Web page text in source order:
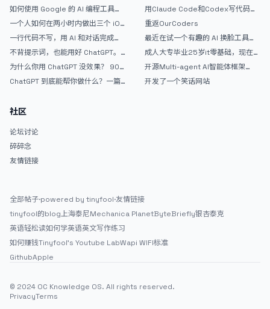
如何使用 Google 的 AI 编程工具
AntiGravity：独立开发者的新时代
武器
一个人如何在两小时内做出三个 iOS
APP？｜AntiGravity + Gemini 3 实
战完整记录
一行代码不写，用 AI 和对话完成一
个完整网站：《图书天堂》实战记录
不背提示词，也能用好 ChatGPT。
一个万能提问模板
为什么你用 ChatGPT 没效果？ 90%
的人第一步就问错了
ChatGPT 到底能帮你做什么？一篇
用Claude Code和Codex写代码真
的爽，但是App怎么挣钱还是很难啊
重返OurCoders
最近在试一个有趣的 AI 换脸工具，
效果挺不错
成人大专毕业25岁it零基础，现在想
考软件设计师，有什么好的建议吗，
谢谢！
开源Multi-agent AI智能体框架
aevatar.ai，欢迎大家贡献代码
开发了一个笑话网站
社区
论坛讨论
碎碎念
友情链接
全部帖子·powered by tinyfool·友情链接
tinyfool的blog上海泰尼Mechanica PlanetByteBriefly银杏泰克
英语轻松读如何学英语英文写作练习
如何赚钱Tinyfool's Youtube LabWapi WIFI标准
GithubApple
© 2024 OC Knowledge OS. All rights reserved.
PrivacyTerms